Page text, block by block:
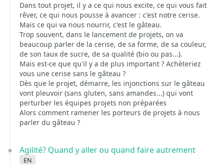
Dans tout projet, il y a ce qui nous excite, ce qui vous fait
rêver, ce qui nous pousse à avancer : c'est notre cerise.
Mais ce qui va nous nourrir, c'est le gâteau.
Trop souvent, dans le lancement de projets, on va
beaucoup parler de la cerise, de sa forme, de sa couleur,
de son taux de sucre, de sa qualité (bio ou pas...).
Mais est-ce que qu'il y a de plus important ? Achèteriez
vous une cerise sans le gâteau ?
Dès que le projet, démarre, les injonctions sur le gâteau
vont pleuvoir (sans gluten, sans amandes...) qui vont
perturber les équipes projets non préparées
Alors comment ramener les porteurs de projets à nous
parler du gâteau ?
Agilité? Quand y aller ou quand faire autrement
en